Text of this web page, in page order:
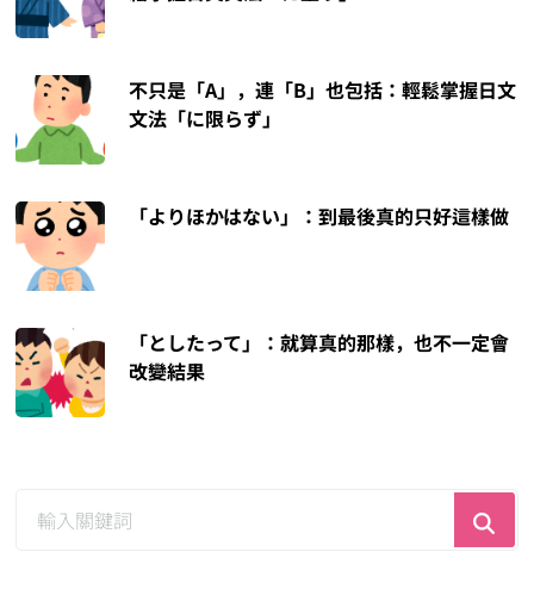
不只是「A」，連「B」也包括：輕鬆掌握日文
文法「に限らず」
「よりほかはない」：到最後真的只好這樣做
「としたって」：就算真的那樣，也不一定會
改變結果